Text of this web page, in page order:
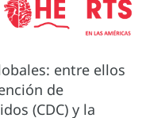
entre ellos
de
(CDC) y la